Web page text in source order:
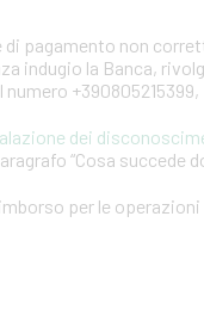
di pagamento non
indugio la Banca,
dei
“Cosa succede
per le